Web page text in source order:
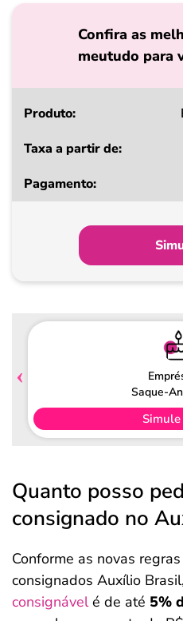
Confira as
meutudo para
Produto
a
Pagamento
Saque-
Simule
Quanto posso
consignado no
Conforme as novas
consignados Auxílio
consignávelé de até 5%